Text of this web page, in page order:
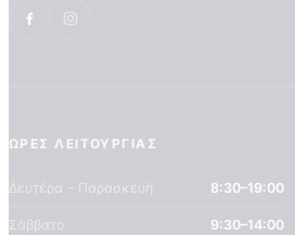
ΏΡΕΣ ΛΕΙΤΟΥΡΓΊΑΣ
Δευτέρα – Παρασκευή 8:30–19:00
Σάββατο 9:30–14:00